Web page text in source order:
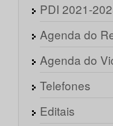
PDI 2021-
Agenda do
Agenda do
Telefones
Editais